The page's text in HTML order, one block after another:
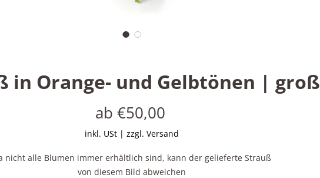
in Orange- und Gelbtönen | groß
ab €50,00
Preis
inkl. USt | zzgl. Versand
nicht alle Blumen immer erhältlich sind, kann der gelieferte Strauß
von diesem Bild abweichen